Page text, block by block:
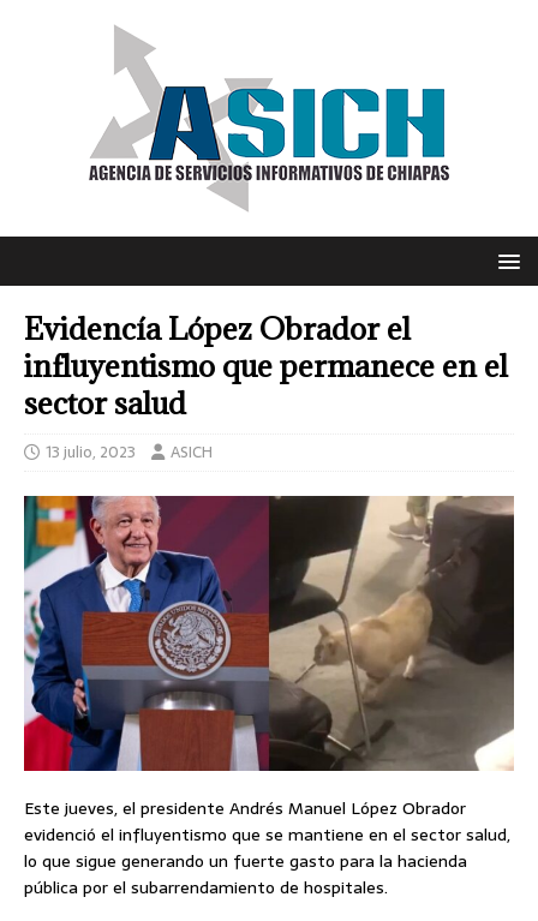
Evidencía López Obrador el
influyentismo que permanece en el
sector salud
13 julio, 2023 ASICH
Este jueves, el presidente Andrés Manuel López Obrador
evidenció el influyentismo que se mantiene en el sector salud,
lo que sigue generando un fuerte gasto para la hacienda
pública por el subarrendamiento de hospitales.